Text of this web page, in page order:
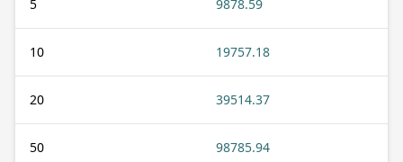
5 9878.59
10 19757.18
20 39514.37
50 98785.94